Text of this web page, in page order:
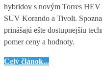
hybridov s novým Torres HEV
SUV Korando a Tivoli.
prinášajú ešte dostupnejšiu
pomer ceny a hodnoty.
KGM
Celý článok...